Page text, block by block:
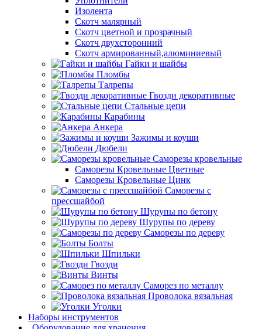
Изолента
Скотч малярный
Скотч цветной и прозрачный
Скотч двухсторонний
Скотч армированный,алюминиевый
Гайки и шайбы
Пломбы
Талрепы
Гвозди декоративные
Стальные цепи
Карабины
Анкера
Зажимы и коуши
Дюбели
Саморезы кровельные
Саморезы Кровельные Цветные
Саморезы Кровельные Цинк
Саморезы с
прессшайбой
Шурупы по бетону
Шурупы по дереву
Саморезы по дереву
Болты
Шпильки
Гвозди
Винты
Саморез по металлу
Проволока вязальная
Уголки
Наборы инструментов